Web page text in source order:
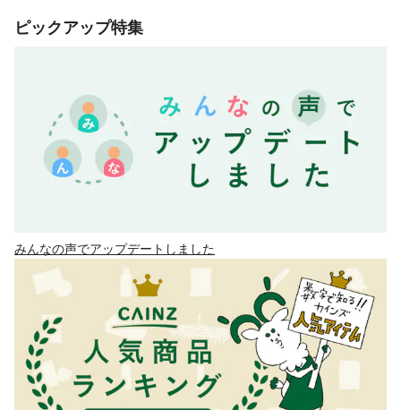
ピックアップ特集
みんなの声でアップデートしました